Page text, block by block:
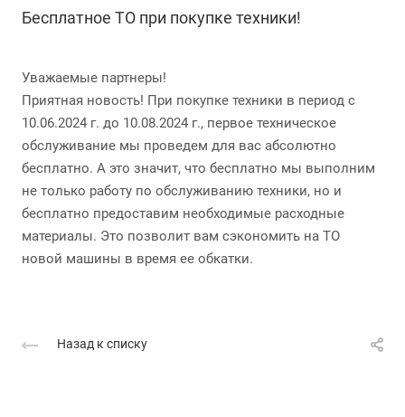
Бесплатное ТО при покупке техники!
Уважаемые партнеры!
Приятная новость! При покупке техники в период с
10.06.2024 г. до 10.08.2024 г., первое техническое
обслуживание мы проведем для вас абсолютно
бесплатно. А это значит, что бесплатно мы выполним
не только работу по обслуживанию техники, но и
бесплатно предоставим необходимые расходные
материалы. Это позволит вам сэкономить на ТО
новой машины в время ее обкатки.
Назад к списку